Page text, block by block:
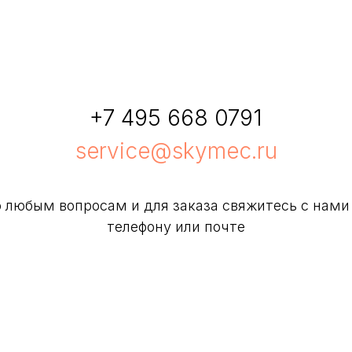
+7 495 668 0791
service@skymec.ru
любым вопросам и для заказа свяжитесь с нами
телефону или почте